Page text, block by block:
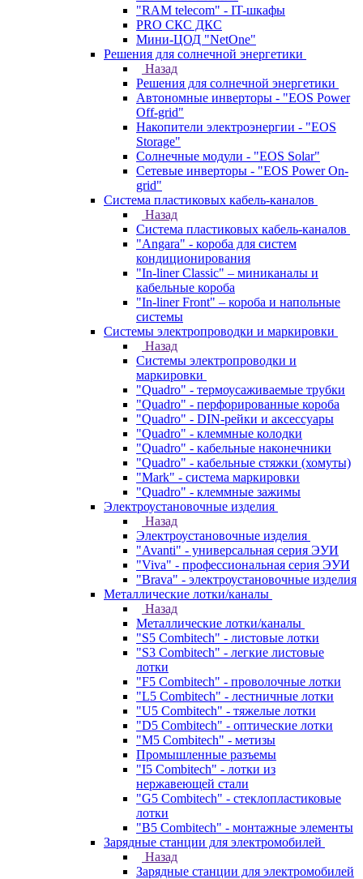
"RAM telecom" - IT-шкафы
PRO СКС ДКС
Мини-ЦОД "NetOne"
Решения для солнечной энергетики
Назад
Решения для солнечной энергетики
Автономные инверторы - "EOS Power
Off-grid"
Накопители электроэнергии - "EOS
Storage"
Солнечные модули - "EOS Solar"
Сетевые инверторы - "EOS Power On-
grid"
Система пластиковых кабель-каналов
Назад
Система пластиковых кабель-каналов
"Angara" - короба для систем
кондиционирования
"In-liner Classic" – миниканалы и
кабельные короба
"In-liner Front" – короба и напольные
системы
Системы электропроводки и маркировки
Назад
Системы электропроводки и
маркировки
"Quadro" - термоусаживаемые трубки
"Quadro" - перфорированные короба
"Quadro" - DIN-рейки и аксессуары
"Quadro" - клеммные колодки
"Quadro" - кабельные наконечники
"Quadro" - кабельные стяжки (хомуты)
"Mark" - система маркировки
"Quadro" - клеммные зажимы
Электроустановочные изделия
Назад
Электроустановочные изделия
"Avanti" - универсальная серия ЭУИ
"Viva" - профессиональная серия ЭУИ
"Brava" - электроустановочные изделия
Металлические лотки/каналы
Назад
Металлические лотки/каналы
"S5 Combitech" - листовые лотки
"S3 Combitech" - легкие листовые
лотки
"F5 Combitech" - проволочные лотки
"L5 Combitech" - лестничные лотки
"U5 Combitech" - тяжелые лотки
"D5 Combitech" - оптические лотки
"M5 Combitech" - метизы
Промышленные разъемы
"I5 Combitech" - лотки из
нержавеющей стали
"G5 Combitech" - стеклопластиковые
лотки
"B5 Combitech" - монтажные элементы
Зарядные станции для электромобилей
Назад
Зарядные станции для электромобилей